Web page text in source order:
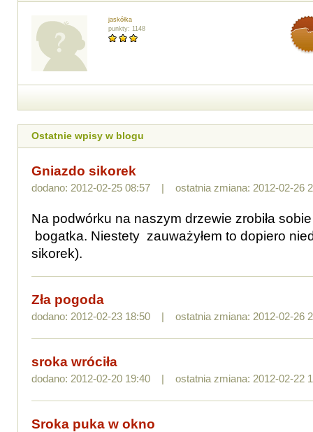
jaskółka
punkty: 1148
Ostatnie wpisy w blogu
Gniazdo sikorek
dodano: 2012-02-25 08:57 | ostatnia zmiana: 2012-02-26
Na podwórku na naszym drzewie zrobiła
bogatka. Niestety zauważyłem to dopiero
sikorek).
Zła pogoda
dodano: 2012-02-23 18:50 | ostatnia zmiana: 2012-02-26
sroka wróciła
dodano: 2012-02-20 19:40 | ostatnia zmiana: 2012-02-22
Sroka puka w okno